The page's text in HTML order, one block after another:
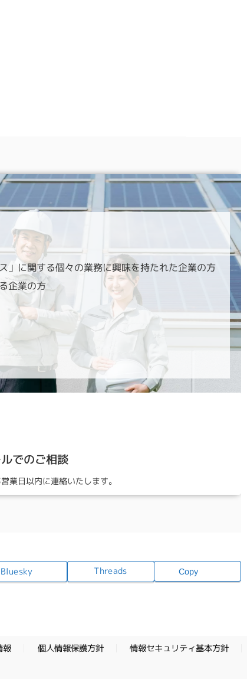
」に関する個々の業務に興味を持たれた企業の方
企業の方
でのご相談
業日以内に連絡いたします。
Bluesky Threads Copy
報 個人情報保護方針 情報セキュリティ基本方針